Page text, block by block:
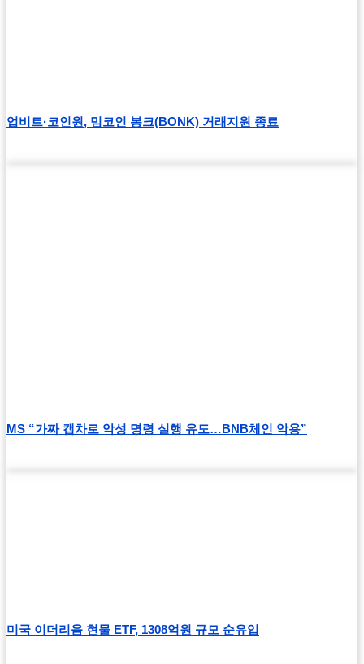
업비트·코인원, 밈코인 봉크(BONK) 거래지원 종료
MS “가짜 캡차로 악성 명령 실행 유도…BNB체인 악용”
미국 이더리움 현물 ETF, 1308억원 규모 순유입